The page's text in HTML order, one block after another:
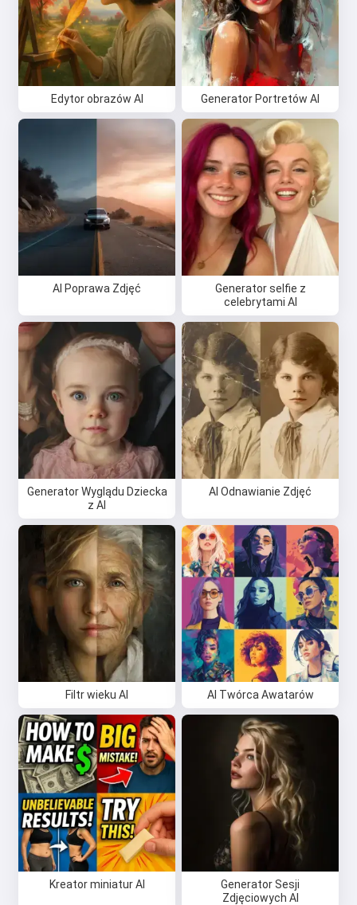
Edytor obrazów AI Generator Portretów AI
AI Poprawa Zdjęć
Generator selfie z
celebrytami AI
Generator Wyglądu Dziecka
z AI
AI Odnawianie Zdjęć
Filtr wieku AI AI Twórca Awatarów
Kreator miniatur AI
Generator Sesji
Zdjęciowych AI